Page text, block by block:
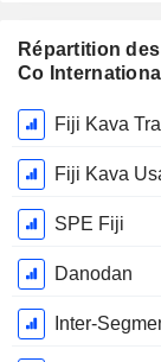
Répartition
Co
Période
Fiscale:
Juin
Fiji Kava
Fiji Kava
SPE Fiji
Danodan
Inter-